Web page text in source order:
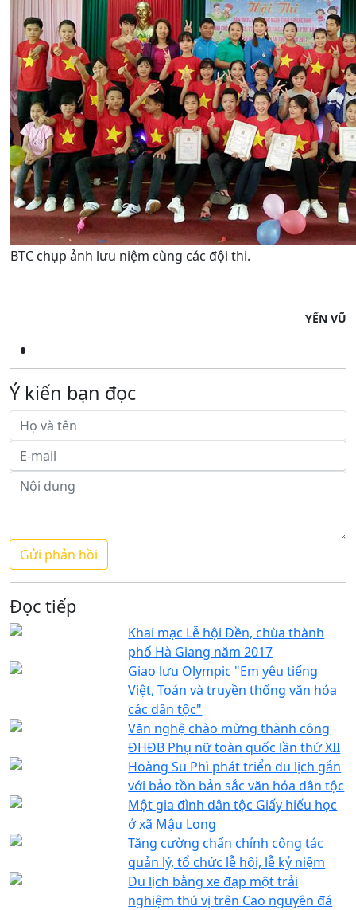
BTC chụp ảnh lưu niệm cùng các đội thi.
YẾN VŨ
Ý kiến bạn đọc
Đọc tiếp
Khai mạc Lễ hội Đền, chùa thành
phố Hà Giang năm 2017
Giao lưu Olympic "Em yêu tiếng
Việt, Toán và truyền thống văn hóa
các dân tộc"
Văn nghệ chào mừng thành công
ĐHĐB Phụ nữ toàn quốc lần thứ XII
Hoàng Su Phì phát triển du lịch gắn
với bảo tồn bản sắc văn hóa dân tộc
Một gia đình dân tộc Giấy hiếu học
ở xã Mậu Long
Tăng cường chấn chỉnh công tác
quản lý, tổ chức lễ hội, lễ kỷ niệm
Du lịch bằng xe đạp một trải
nghiệm thú vị trên Cao nguyên đá